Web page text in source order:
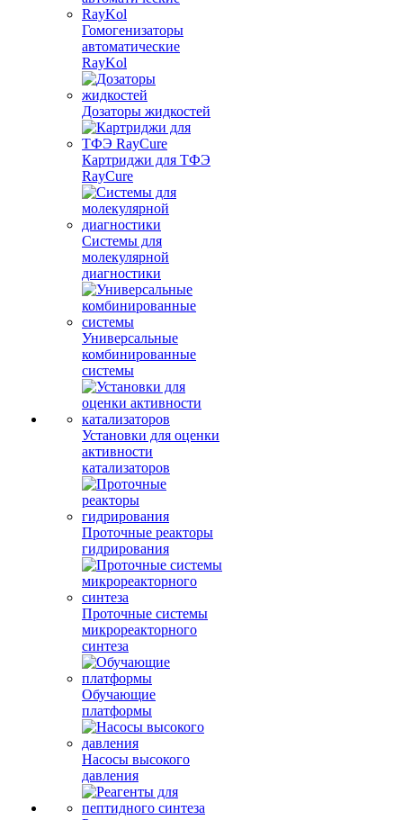
Гомогенизаторы
автоматические
RayKol
Дозаторы жидкостей
Картриджи для ТФЭ
RayCure
Системы для
молекулярной
диагностики
Универсальные
комбинированные
системы
Установки для оценки
активности
катализаторов
Проточные реакторы
гидрирования
Проточные системы
микрореакторного
синтеза
Обучающие
платформы
Насосы высокого
давления